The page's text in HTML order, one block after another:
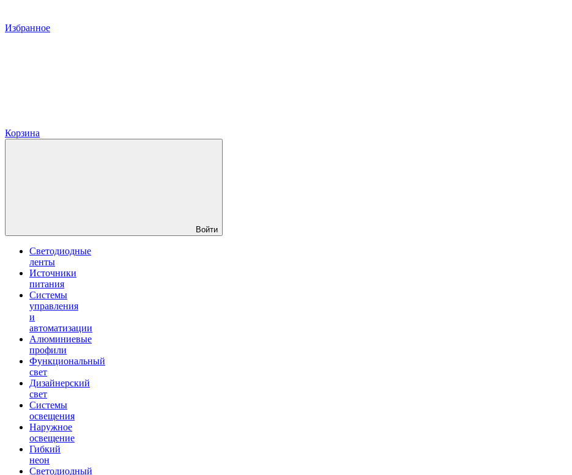
Избранное
Корзина
Войти
Светодиодные
ленты
Источники
питания
Системы
управления
и
автоматизации
Алюминиевые
профили
Функциональный
свет
Дизайнерский
свет
Системы
освещения
Наружное
освещение
Гибкий
неон
Светодиодный